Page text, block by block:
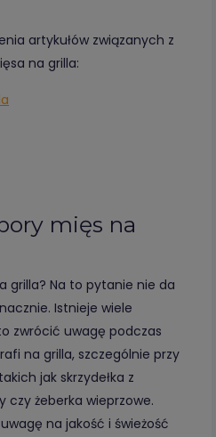
artykułów związanych z
na grilla:
mięs na
grilla? Na to pytanie nie da
Istnieje wiele
zwrócić uwagę podczas
na grilla, szczególnie przy
jak skrzydełka z
czy żeberka wieprzowe.
na jakość i świeżość